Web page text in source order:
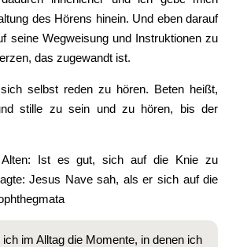
des Hörens hinein. Und eben darauf
seine Wegweisung und Instruktionen zu
das zugewandt ist.
selbst reden zu hören. Beten heißt,
stille zu sein und zu hören, bis der
Alten: Ist es gut, sich auf die Knie zu
Jesus Nave sah, als er sich auf die
im Alltag die Momente, in denen ich